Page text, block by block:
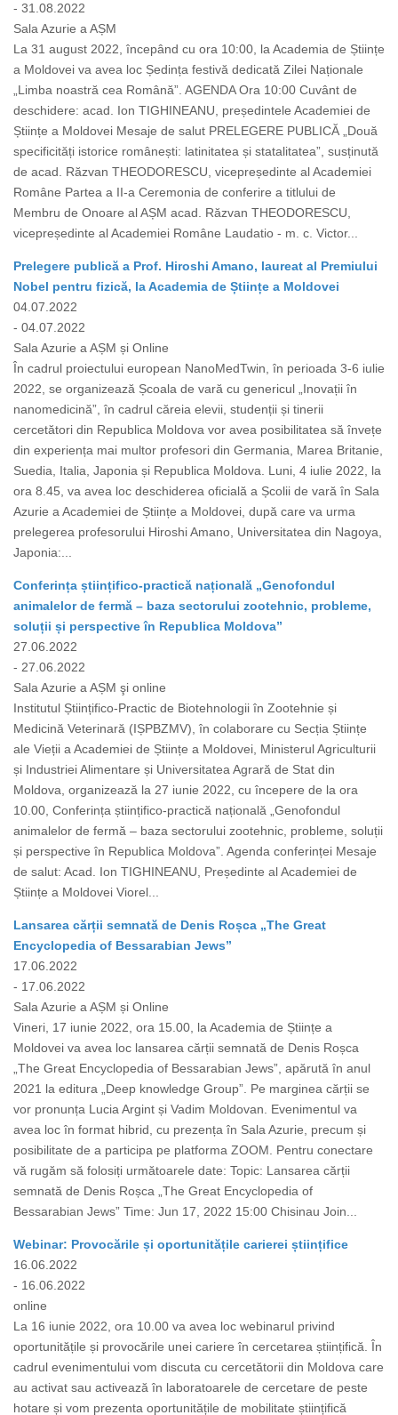
- 31.08.2022
Sala Azurie a AȘM
La 31 august 2022, începând cu ora 10:00, la Academia de Științe
a Moldovei va avea loc Ședința festivă dedicată Zilei Naționale
„Limba noastră cea Română”. AGENDA Ora 10:00 Cuvânt de
deschidere: acad. Ion TIGHINEANU, președintele Academiei de
Științe a Moldovei Mesaje de salut PRELEGERE PUBLICĂ „Două
specificități istorice românești: latinitatea și statalitatea”, susținută
de acad. Răzvan THEODORESCU, vicepreședinte al Academiei
Române Partea a II-a Ceremonia de conferire a titlului de
Membru de Onoare al AȘM acad. Răzvan THEODORESCU,
vicepreședinte al Academiei Române Laudatio - m. c. Victor...
Prelegere publică a Prof. Hiroshi Amano, laureat al Premiului
Nobel pentru fizică, la Academia de Științe a Moldovei
04.07.2022
- 04.07.2022
Sala Azurie a AȘM și Online
În cadrul proiectului european NanoMedTwin, în perioada 3-6 iulie
2022, se organizează Școala de vară cu genericul „Inovații în
nanomedicină”, în cadrul căreia elevii, studenții și tinerii
cercetători din Republica Moldova vor avea posibilitatea să învețe
din experiența mai multor profesori din Germania, Marea Britanie,
Suedia, Italia, Japonia și Republica Moldova. Luni, 4 iulie 2022, la
ora 8.45, va avea loc deschiderea oficială a Școlii de vară în Sala
Azurie a Academiei de Științe a Moldovei, după care va urma
prelegerea profesorului Hiroshi Amano, Universitatea din Nagoya,
Japonia:...
Conferința științifico-practică națională „Genofondul
animalelor de fermă – baza sectorului zootehnic, probleme,
soluții și perspective în Republica Moldova”
27.06.2022
- 27.06.2022
Sala Azurie a AȘM şi online
Institutul Științifico-Practic de Biotehnologii în Zootehnie și
Medicină Veterinară (IȘPBZMV), în colaborare cu Secția Științe
ale Vieții a Academiei de Științe a Moldovei, Ministerul Agriculturii
și Industriei Alimentare și Universitatea Agrară de Stat din
Moldova, organizează la 27 iunie 2022, cu începere de la ora
10.00, Conferința științifico-practică națională „Genofondul
animalelor de fermă – baza sectorului zootehnic, probleme, soluții
și perspective în Republica Moldova”. Agenda conferinței Mesaje
de salut: Acad. Ion TIGHINEANU, Președinte al Academiei de
Științe a Moldovei Viorel...
Lansarea cărții semnată de Denis Roșca „The Great
Encyclopedia of Bessarabian Jews”
17.06.2022
- 17.06.2022
Sala Azurie a AȘM și Online
Vineri, 17 iunie 2022, ora 15.00, la Academia de Științe a
Moldovei va avea loc lansarea cărții semnată de Denis Roșca
„The Great Encyclopedia of Bessarabian Jews”, apărută în anul
2021 la editura „Deep knowledge Group”. Pe marginea cărții se
vor pronunța Lucia Argint și Vadim Moldovan. Evenimentul va
avea loc în format hibrid, cu prezența în Sala Azurie, precum și
posibilitate de a participa pe platforma ZOOM. Pentru conectare
vă rugăm să folosiți următoarele date: Topic: Lansarea cărții
semnată de Denis Roșca „The Great Encyclopedia of
Bessarabian Jews” Time: Jun 17, 2022 15:00 Chisinau Join...
Webinar: Provocările și oportunitățile carierei științifice
16.06.2022
- 16.06.2022
online
La 16 iunie 2022, ora 10.00 va avea loc webinarul privind
oportunitățile și provocările unei cariere în cercetarea științifică. În
cadrul evenimentului vom discuta cu cercetătorii din Moldova care
au activat sau activează în laboratoarele de cercetare de peste
hotare și vom prezenta oportunitățile de mobilitate științifică